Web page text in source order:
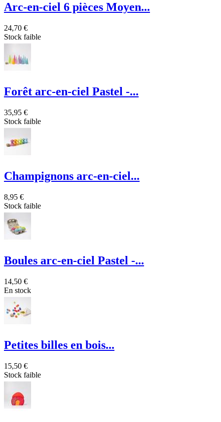
Arc-en-ciel 6 pièces Moyen...
24,70 €
Stock faible
Forêt arc-en-ciel Pastel -...
35,95 €
Stock faible
Champignons arc-en-ciel...
8,95 €
Stock faible
Boules arc-en-ciel Pastel -...
14,50 €
En stock
Petites billes en bois...
15,50 €
Stock faible